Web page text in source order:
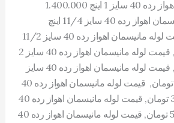
قیمت لوله مانیسمان اهواز رده 40 سایز 1 اینچ 1.400.000
تومان, قیمت لوله مانیسمان اهواز رده 40 سایز 11/4 اینچ
1.450.000 تومان,قیمت لوله مانیسمان اهواز رده 40 سایز 11/2
اینچ 2.270.000 تومان, قیمت لوله مانیسمان اهواز رده 40 سایز 2
اینچ 2.100.000 تومان, قیمت لوله مانیسمان اهواز رده 40 سایز
21/2 اینچ 3.100.000 تومان, قیمت لوله مانیسمان اهواز رده 40
سایز 3 اینچ 3.630.000 تومان, قیمت لوله مانیسمان اهواز رده 40
سایز 4 اینچ 5.200.000 تومان, قیمت لوله مانیسمان اهواز رده 40